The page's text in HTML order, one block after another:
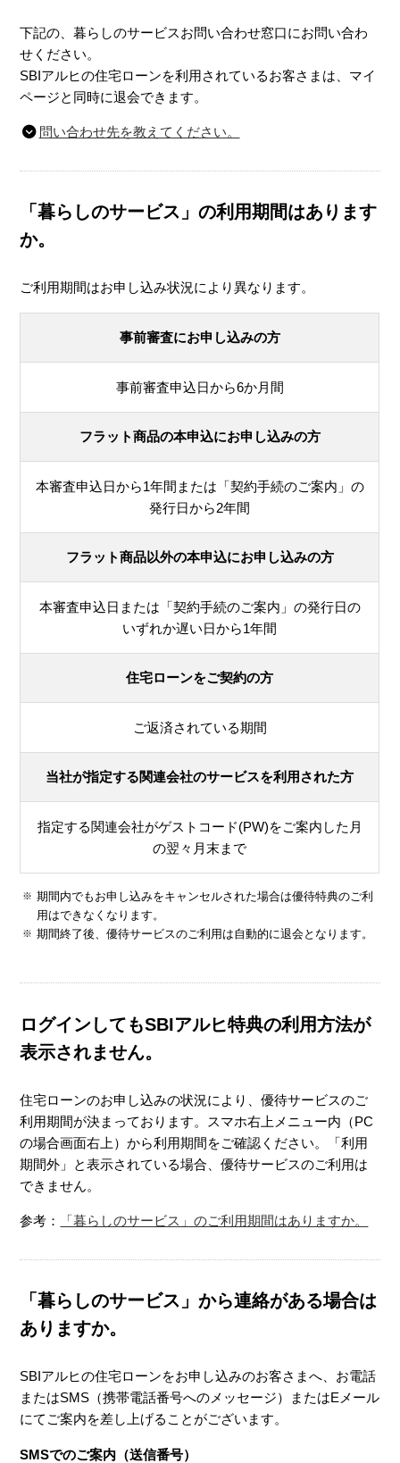
下記の、暮らしのサービスお問い合わせ窓口にお問い合わ
せください。
SBIアルヒの住宅ローンを利用されているお客さまは、マイ
ページと同時に退会できます。
問い合わせ先を教えてください。
「暮らしのサービス」の利用期間はあります
か。
ご利用期間はお申し込み状況により異なります。
事前審査にお申し込みの方
事前審査申込日から6か月間
フラット商品の本申込にお申し込みの方
本審査申込日から1年間または「契約手続のご案内」の
発行日から2年間
フラット商品以外の本申込にお申し込みの方
本審査申込日または「契約手続のご案内」の発行日の
いずれか遅い日から1年間
住宅ローンをご契約の方
ご返済されている期間
当社が指定する関連会社のサービスを利用された方
指定する関連会社がゲストコード(PW)をご案内した月
の翌々月末まで
期間内でもお申し込みをキャンセルされた場合は優待特典のご利
用はできなくなります。
期間終了後、優待サービスのご利用は自動的に退会となります。
ログインしてもSBIアルヒ特典の利用方法が
表示されません。
住宅ローンのお申し込みの状況により、優待サービスのご
利用期間が決まっております。スマホ右上メニュー内（PC
の場合画面右上）から利用期間をご確認ください。「利用
期間外」と表示されている場合、優待サービスのご利用は
できません。
参考： 「暮らしのサービス」のご利用期間はありますか。
「暮らしのサービス」から連絡がある場合は
ありますか。
SBIアルヒの住宅ローンをお申し込みのお客さまへ、お電話
またはSMS（携帯電話番号へのメッセージ）またはEメール
にてご案内を差し上げることがございます。
SMSでのご案内（送信番号）